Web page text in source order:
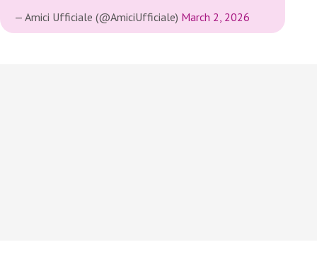
— Amici Ufficiale (@AmiciUfficiale) March 2, 2026